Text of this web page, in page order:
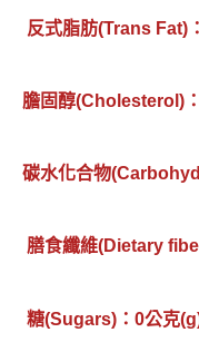
反式脂肪(Trans Fat)
膽固醇(Cholesterol)
碳水化合物
膳食纖維(Dietary
糖(Sugars)：0公克